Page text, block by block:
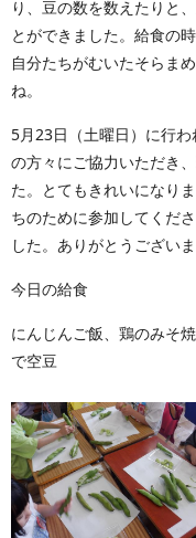
り、豆の数を数えたりと
とができました。給食の
自分たちがむいたそらま
ね。
5月23日（土曜日）に行
の方々にご協力いただき
た。とてもきれいになり
ちのために参加してくだ
した。ありがとうございま
今日の給食
にんじんご飯、鶏のみそ
で空豆